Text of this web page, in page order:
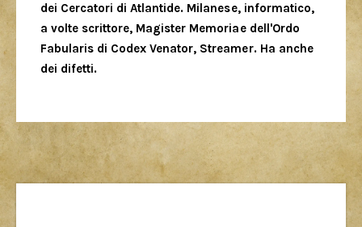
dei Cercatori di Atlantide. Milanese, informatico,
a volte scrittore, Magister Memoriae dell'Ordo
Fabularis di Codex Venator, Streamer. Ha anche
dei difetti.